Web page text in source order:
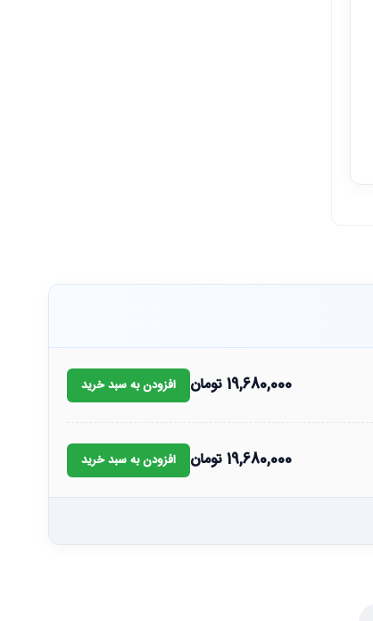
19,680,000تومان افزودن به سبد خرید
19,680,000تومان افزودن به سبد خرید